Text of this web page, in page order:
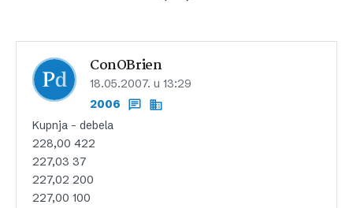
ConOBrien
18.05.2007. u 13:29
2006
Kupnja – debela
228,00 422
227,03 37
227,02 200
227,00 100